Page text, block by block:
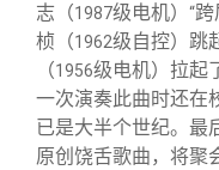
志（1987级电机） “跨
桢（1962级自控）跳
（1956级电机）拉起
一次演奏此曲时还在
已是大半个世纪。最
原创饶舌歌曲，将聚